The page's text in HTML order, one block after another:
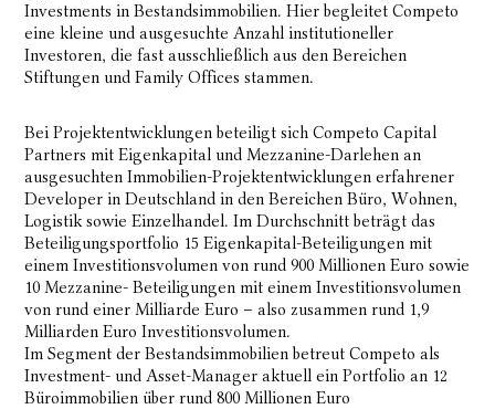
Investments in Bestandsimmobilien. Hier begleitet Competo
eine kleine und ausgesuchte Anzahl institutioneller
Investoren, die fast ausschließlich aus den Bereichen
Stiftungen und Family Offices stammen.
Bei Projektentwicklungen beteiligt sich Competo Capital
Partners mit Eigenkapital und Mezzanine-Darlehen an
ausgesuchten Immobilien-Projektentwicklungen erfahrener
Developer in Deutschland in den Bereichen Büro, Wohnen,
Logistik sowie Einzelhandel. Im Durchschnitt beträgt das
Beteiligungsportfolio 15 Eigenkapital-Beteiligungen mit
einem Investitionsvolumen von rund 900 Millionen Euro sowie
10 Mezzanine- Beteiligungen mit einem Investitionsvolumen
von rund einer Milliarde Euro – also zusammen rund 1,9
Milliarden Euro Investitionsvolumen.
Im Segment der Bestandsimmobilien betreut Competo als
Investment- und Asset-Manager aktuell ein Portfolio an 12
Büroimmobilien über rund 800 Millionen Euro